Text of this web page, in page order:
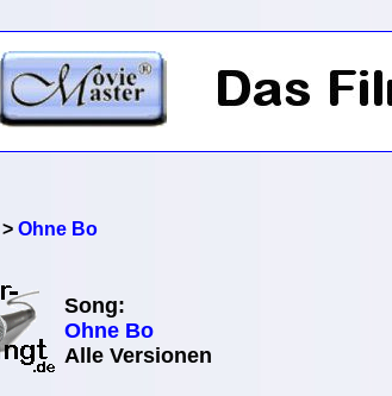
> Ohne Bo
Song:
Ohne Bo
Alle Versionen